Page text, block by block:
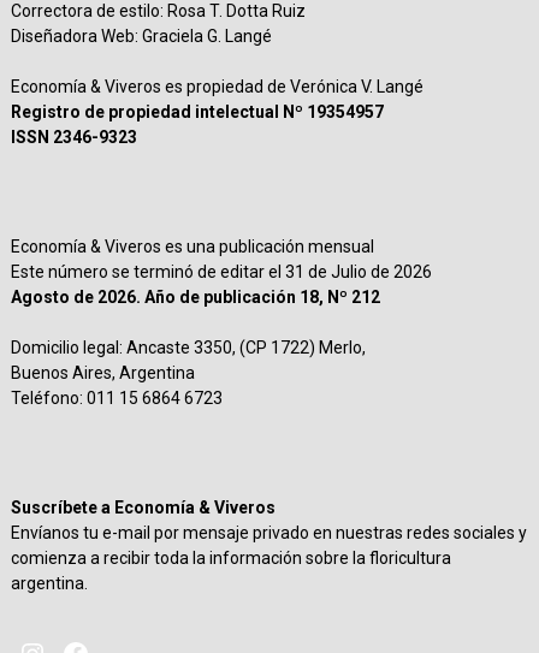
Correctora de estilo: Rosa T. Dotta Ruiz
Diseñadora Web: Graciela G. Langé
Economía & Viveros es propiedad de Verónica V. Langé
Registro de propiedad intelectual Nº 19354957
ISSN 2346-9323
Economía & Viveros es una publicación mensual
Este número se terminó de editar el 31 de Julio de 2026
Agosto de 2026. Año de publicación 18, Nº 212
Domicilio legal: Ancaste 3350, (CP 1722) Merlo,
Buenos Aires, Argentina
Teléfono: 011 15 6864 6723
Suscríbete a Economía & Viveros
Envíanos tu e-mail por mensaje privado en nuestras redes sociales y
comienza a recibir toda la información sobre la floricultura
argentina.